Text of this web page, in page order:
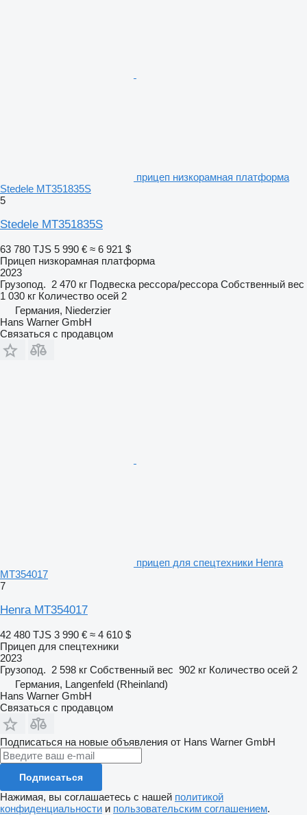
прицеп низкорамная платформа
Stedele MT351835S
5
Stedele MT351835S
63 780 TJS 5 990 € ≈ 6 921 $
Прицеп низкорамная платформа
2023
Грузопод. 2 470 кг Подвеска рессора/рессора Собственный вес
1 030 кг Количество осей 2
Германия, Niederzier
Hans Warner GmbH
Связаться с продавцом
прицеп для спецтехники Henra
MT354017
7
Henra MT354017
42 480 TJS 3 990 € ≈ 4 610 $
Прицеп для спецтехники
2023
Грузопод. 2 598 кг Собственный вес 902 кг Количество осей 2
Германия, Langenfeld (Rheinland)
Hans Warner GmbH
Связаться с продавцом
Подписаться на новые объявления от Hans Warner GmbH
Подписаться
Нажимая, вы соглашаетесь с нашей политикой
конфиденциальности и пользовательским соглашением.